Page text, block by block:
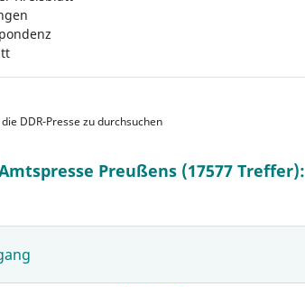
DDR-Presse zu durchsuchen
Preußens (17577 Treffer):